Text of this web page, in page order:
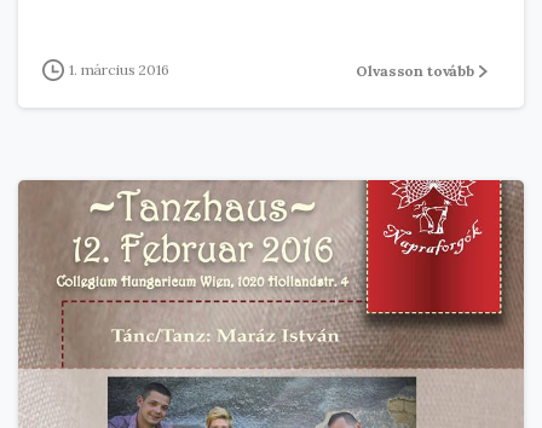
1. március 2016 Olvasson tovább